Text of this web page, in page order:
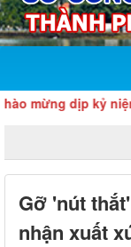
dịp kỷ niệm 80
Gỡ 'nút
nhận xuất